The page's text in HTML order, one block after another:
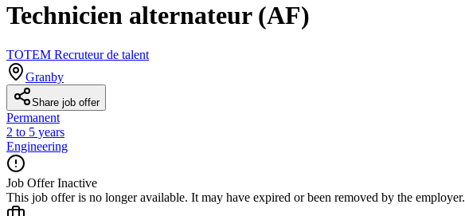
Technicien alternateur (AF)
TOTEM Recruteur de talent
Granby
Share job offer
Permanent
2 to 5 years
Engineering
Job Offer Inactive
This job offer is no longer available. It may have expired or been removed by the employer.